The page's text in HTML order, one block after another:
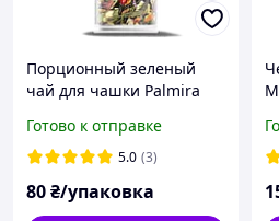
Порционный зеленый
чай для чашки Palmira
Moroccan citrus
Готово к отправке
5.0 (3)
80₴/упаковка